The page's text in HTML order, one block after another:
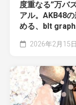
度重なる”万バ
アル。AKB48
める、blt
2026年2月15日